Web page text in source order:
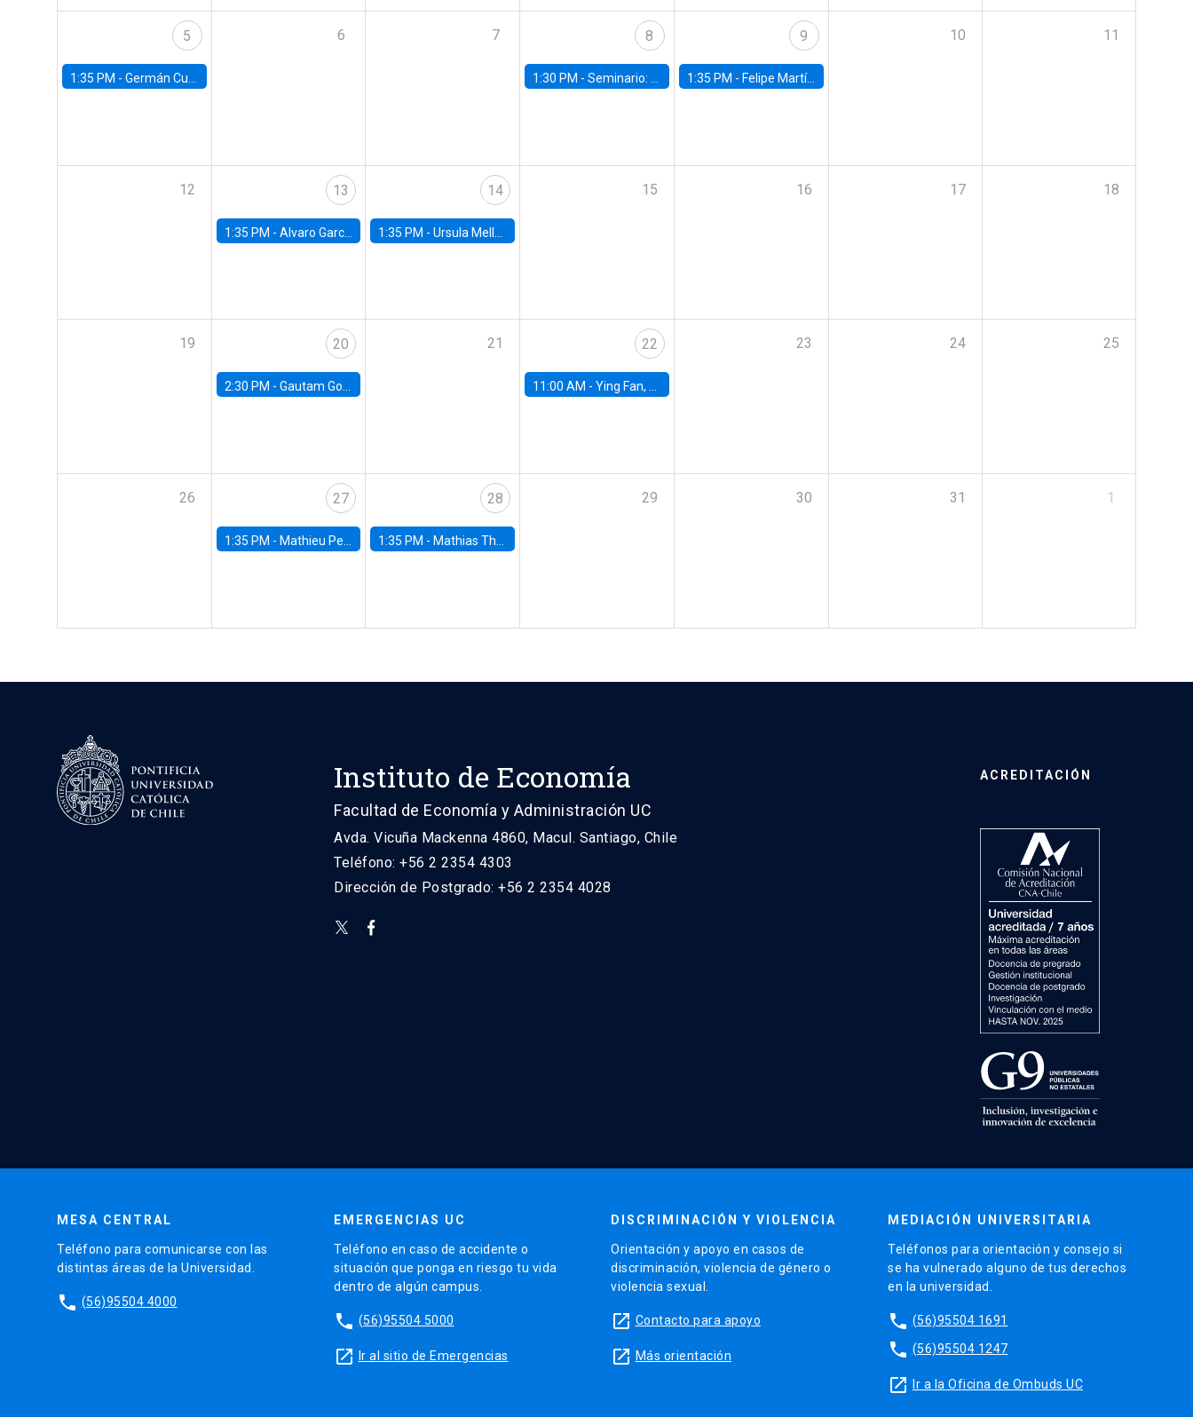
5
1:35 PM - Germán Cubas, University of Houston
6 7 8
1:30 PM -Seminario: “Recuperando la humanidad para progresar en la era de la IA»
9
1:35 PM - Felipe Martínez, alumno Doctorado en Economía UC
10 11
12 13
1:35 PM - Alvaro Garcia-Marin, Universidad de Los Andes
14
1:35 PM -Ursula Mello, Insper - Institute of Education and Research
15 16 17 18
19 20
2:30 PM - Gautam Gowrisankaran, Columbia University
21 22
11:00 AM -Ying Fan, University of Michigan
23 24 25
26 27
1:35 PM - Mathieu Pedemonte, IDB
28
1:35 PM - Mathias Thoenig, University of Lausanne
29 30 31 1
Instituto de Economía
Facultad de Economía y Administración UC
Avda. Vicuña Mackenna 4860, Macul. Santiago, Chile
Teléfono: +56 2 2354 4303
Dirección de Postgrado: +56 2 2354 4028
ACREDITACIÓN
MESA CENTRAL
Teléfono para comunicarse con las
distintas áreas de la Universidad.
phone (56)95504 4000
EMERGENCIAS UC
Teléfono en caso de accidente o
situación que ponga en riesgo tu vida
dentro de algún campus.
phone (56)95504 5000
launch Ir al sitio de Emergencias
DISCRIMINACIÓN Y VIOLENCIA
Orientación y apoyo en casos de
discriminación, violencia de género o
violencia sexual.
launch Contacto para apoyo
launch Más orientación
MEDIACIÓN UNIVERSITARIA
Teléfonos para orientación y consejo si
se ha vulnerado alguno de tus derechos
en la universidad.
phone (56)95504 1691
phone (56)95504 1247
launch Ir a la Oficina de Ombuds UC